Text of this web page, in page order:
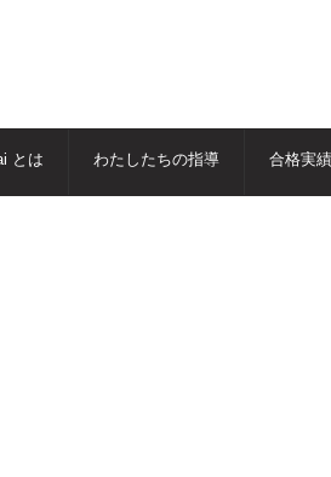
とは わたしたちの指導 合格実績